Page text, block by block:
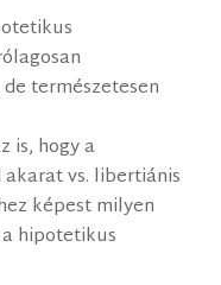
természetesen
is, hogy a
vs. libertiánis
képest milyen
hipotetikus